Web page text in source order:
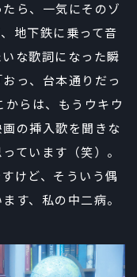
ら、一気にそのゾ
地下鉄に乗って音
な歌詞になった瞬
っ、台本通りだっ
らは、もうウキウ
の挿入歌を聞きな
ています（笑）。
けど、そういう偶
す、私の中二病。